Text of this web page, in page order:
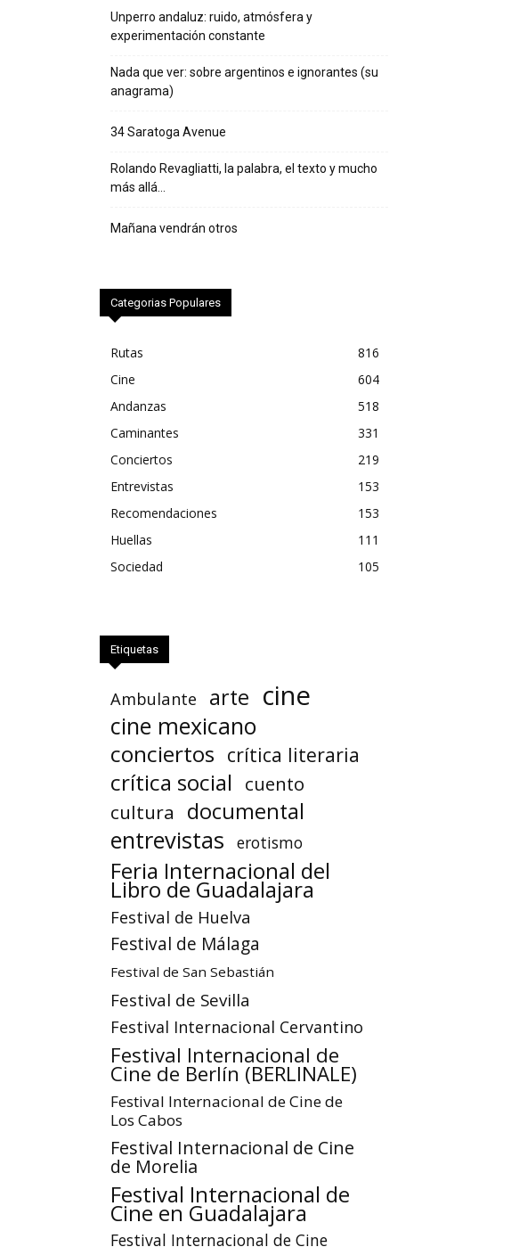
Unperro andaluz: ruido, atmósfera y
experimentación constante
Nada que ver: sobre argentinos e ignorantes (su
anagrama)
34 Saratoga Avenue
Rolando Revagliatti, la palabra, el texto y mucho
más allá…
Mañana vendrán otros
Categorias Populares
Rutas
816
Cine
604
Andanzas
518
Caminantes
331
Conciertos
219
Entrevistas
153
Recomendaciones
153
Huellas
111
Sociedad
105
Etiquetas
Ambulante arte cine
cine mexicano
conciertos crítica literaria
crítica social
cuento
cultura
documental
entrevistas erotismo
Feria Internacional del
Libro de Guadalajara
Festival de Huelva
Festival de Málaga
Festival de San Sebastián
Festival de Sevilla
Festival Internacional Cervantino
Festival Internacional de
Cine de Berlín (BERLINALE)
Festival Internacional de Cine de
Los Cabos
Festival Internacional de Cine
de Morelia
Festival Internacional de
Cine en Guadalajara
Festival Internacional de Cine